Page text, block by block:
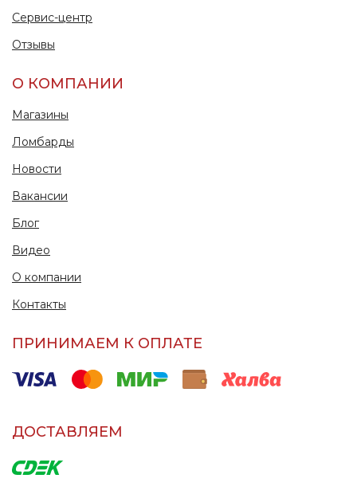
Сервис-центр
Отзывы
О КОМПАНИИ
Магазины
Ломбарды
Новости
Вакансии
Блог
Видео
О компании
Контакты
ПРИНИМАЕМ К ОПЛАТЕ
ДОСТАВЛЯЕМ